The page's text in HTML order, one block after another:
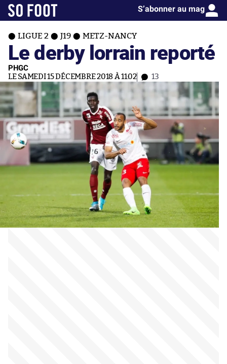
S’abonner au mag
LIGUE 2 J19 METZ-NANCY
Le derby lorrain reporté
PHGC
LE SAMEDI 15 DÉCEMBRE 2018 À 11:02 13